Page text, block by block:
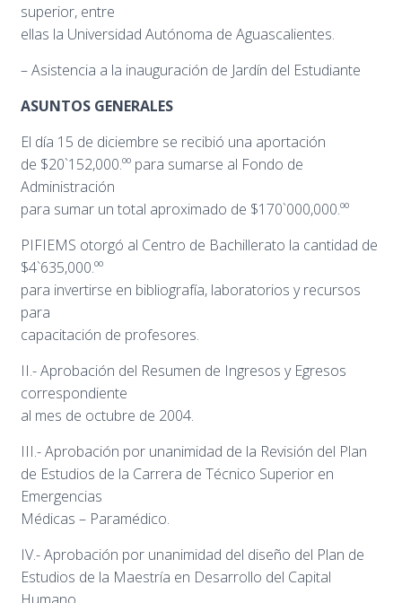
superior, entre
ellas la Universidad Autónoma de Aguascalientes.
– Asistencia a la inauguración de Jardín del Estudiante
ASUNTOS GENERALES
El día 15 de diciembre se recibió una aportación
de $20`152,000.ºº para sumarse al Fondo de
Administración
para sumar un total aproximado de $170`000,000.ºº
PIFIEMS otorgó al Centro de Bachillerato la cantidad de
$4`635,000.ºº
para invertirse en bibliografía, laboratorios y recursos
para
capacitación de profesores.
II.- Aprobación del Resumen de Ingresos y Egresos
correspondiente
al mes de octubre de 2004.
III.- Aprobación por unanimidad de la Revisión del Plan
de Estudios de la Carrera de Técnico Superior en
Emergencias
Médicas – Paramédico.
IV.- Aprobación por unanimidad del diseño del Plan de
Estudios de la Maestría en Desarrollo del Capital